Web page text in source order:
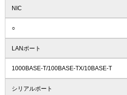
NIC
○
LANポート
1000BASE-T/100BASE-TX/10BASE-T
シリアルポート